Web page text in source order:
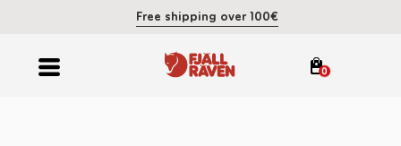
Free shipping over 100€
0